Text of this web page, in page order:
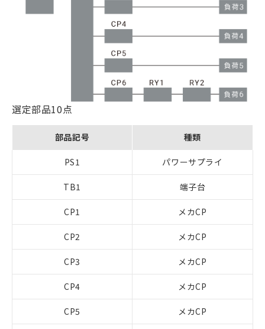
選定部品10点
部品記号 種類
PS1 パワーサプライ
TB1 端子台
CP1 メカCP
CP2 メカCP
CP3 メカCP
CP4 メカCP
CP5 メカCP